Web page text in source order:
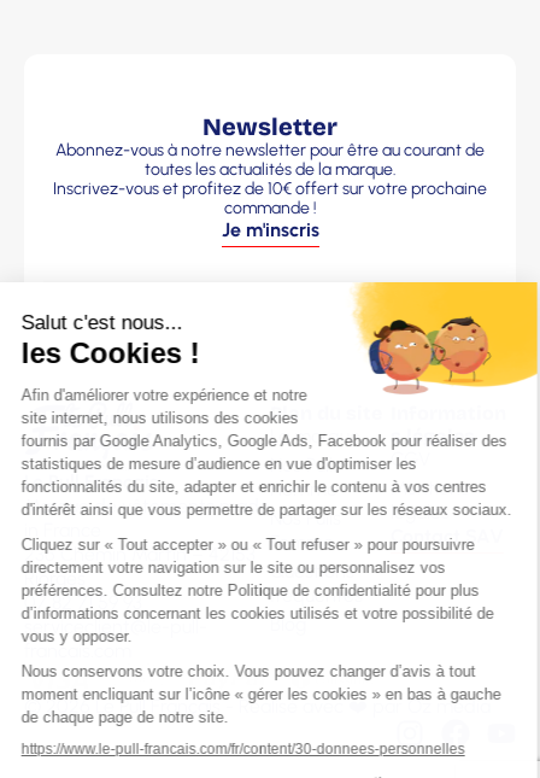
Newsletter
Abonnez-vous à notre newsletter pour être au courant de
toutes les actualités de la marque.
Inscrivez-vous et profitez de 10€ offert sur votre prochaine
commande !
Je m'inscris
Le Pull Français
Marque de vêtements made
236 Chemin Martin – 42153
Riorges
07 82 71 59 93
francais.com
Plan du site
La marque
Nos Pulls
Homme
Nos Pulls
Femme
Questions
fréquentes
Blog
s légales
CGV
Mentions
légales
Contact SAV
© 2026 Le Pull Français - Réalisé avec ❤️ par Oz média